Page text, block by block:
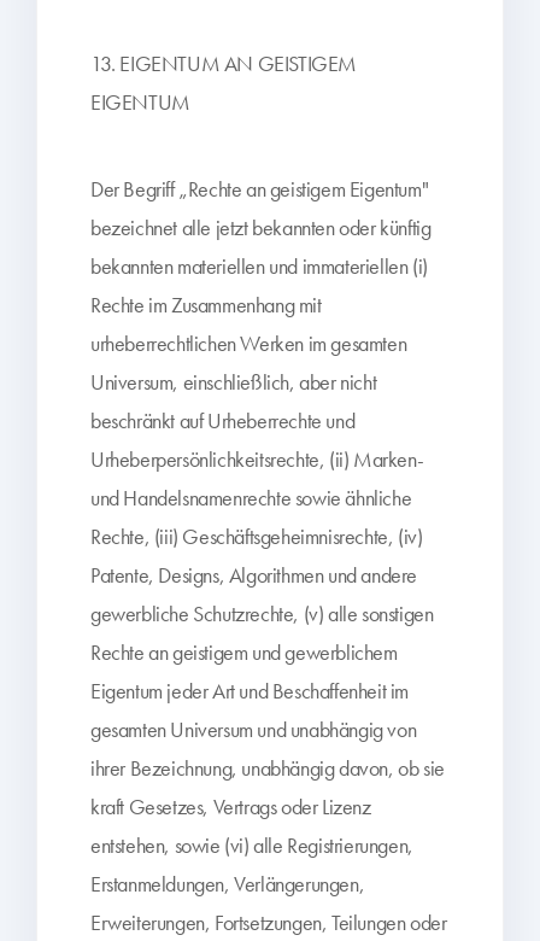
13. EIGENTUM AN GEISTIGEM
EIGENTUM
Der Begriff „Rechte an geistigem Eigentum"
bezeichnet alle jetzt bekannten oder künftig
bekannten materiellen und immateriellen (i)
Rechte im Zusammenhang mit
urheberrechtlichen Werken im gesamten
Universum, einschließlich, aber nicht
beschränkt auf Urheberrechte und
Urheberpersönlichkeitsrechte, (ii) Marken-
und Handelsnamenrechte sowie ähnliche
Rechte, (iii) Geschäftsgeheimnisrechte, (iv)
Patente, Designs, Algorithmen und andere
gewerbliche Schutzrechte, (v) alle sonstigen
Rechte an geistigem und gewerblichem
Eigentum jeder Art und Beschaffenheit im
gesamten Universum und unabhängig von
ihrer Bezeichnung, unabhängig davon, ob sie
kraft Gesetzes, Vertrags oder Lizenz
entstehen, sowie (vi) alle Registrierungen,
Erstanmeldungen, Verlängerungen,
Erweiterungen, Fortsetzungen, Teilungen oder